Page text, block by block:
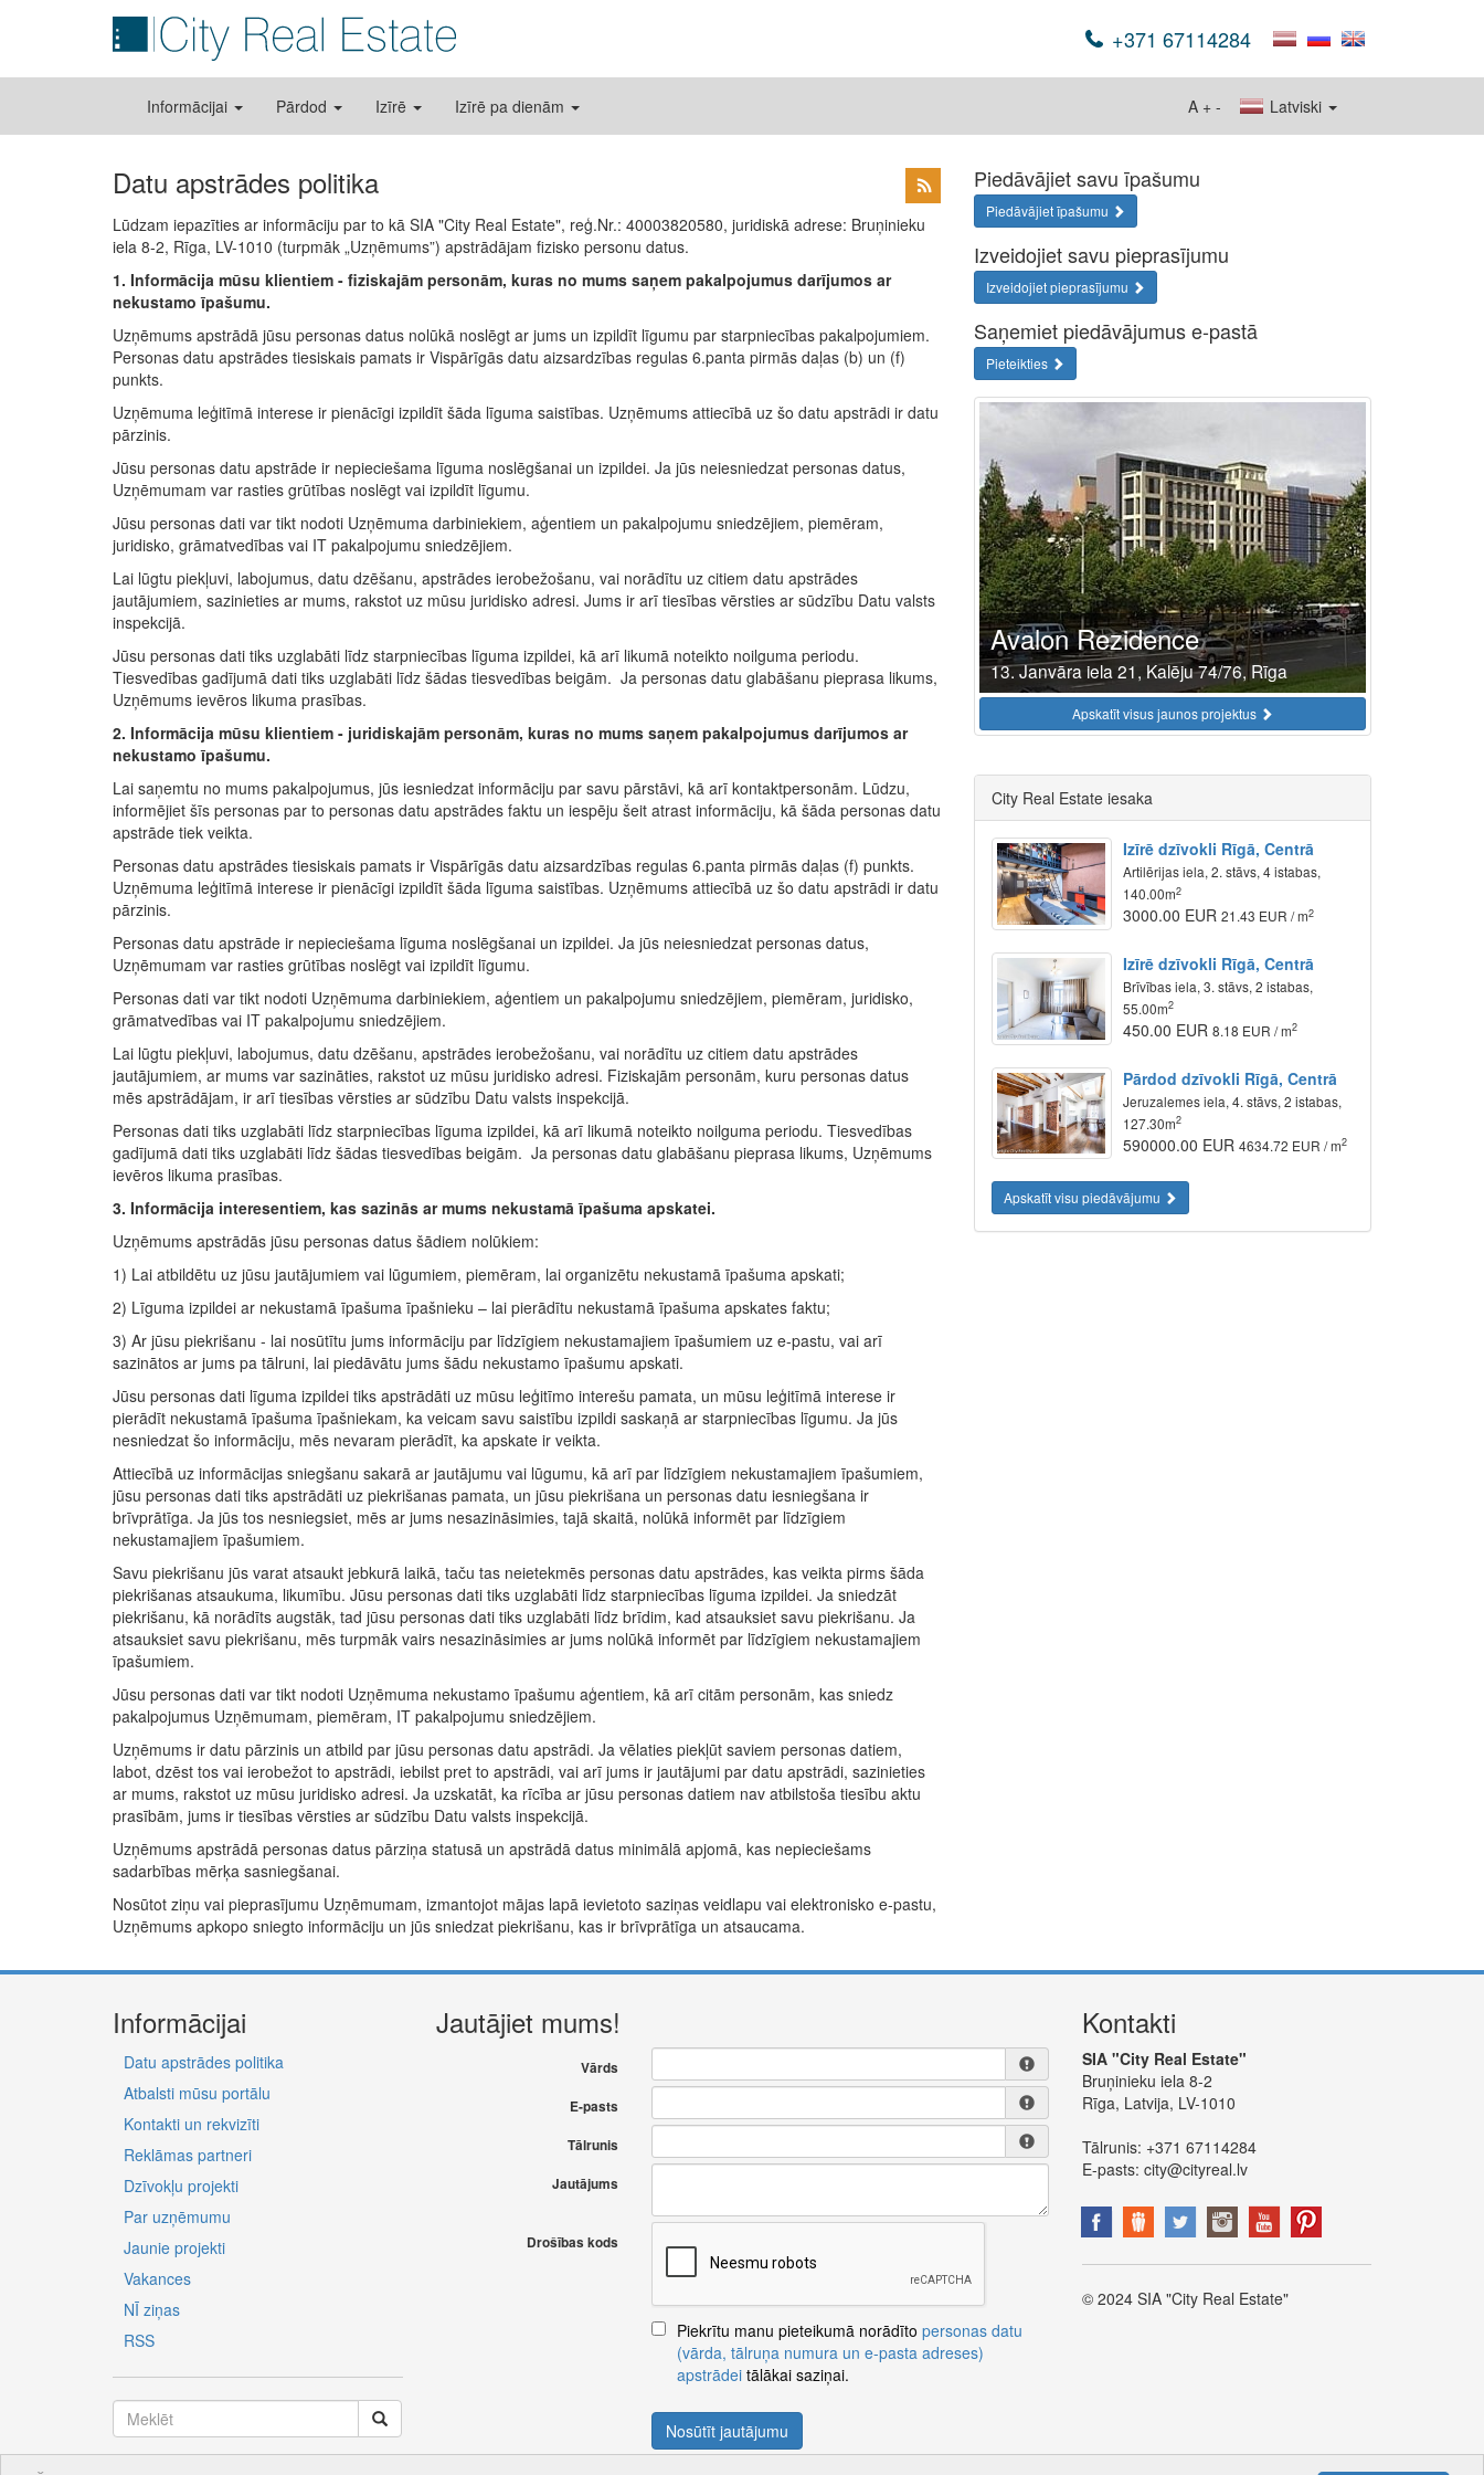
+371 67114284
Informācijai Pārdod Izīrē Izīrē pa dienām Latviski
A + -
Datu apstrādes politika
Lūdzam iepazīties ar informāciju par to kā SIA "City Real Estate", reģ.Nr.: 40003820580, juridiskā adrese: Bruņinieku
iela 8-2, Rīga, LV-1010 (turpmāk „Uzņēmums”) apstrādājam fizisko personu datus.
1. Informācija mūsu klientiem - fiziskajām personām, kuras no mums saņem pakalpojumus darījumos ar
nekustamo īpašumu.
Uzņēmums apstrādā jūsu personas datus nolūkā noslēgt ar jums un izpildīt līgumu par starpniecības pakalpojumiem.
Personas datu apstrādes tiesiskais pamats ir Vispārīgās datu aizsardzības regulas 6.panta pirmās daļas (b) un (f)
punkts.
Uzņēmuma leģitīmā interese ir pienācīgi izpildīt šāda līguma saistības. Uzņēmums attiecībā uz šo datu apstrādi ir datu
pārzinis.
Jūsu personas datu apstrāde ir nepieciešama līguma noslēgšanai un izpildei. Ja jūs neiesniedzat personas datus,
Uzņēmumam var rasties grūtības noslēgt vai izpildīt līgumu.
Jūsu personas dati var tikt nodoti Uzņēmuma darbiniekiem, aģentiem un pakalpojumu sniedzējiem, piemēram,
juridisko, grāmatvedības vai IT pakalpojumu sniedzējiem.
Lai lūgtu piekļuvi, labojumus, datu dzēšanu, apstrādes ierobežošanu, vai norādītu uz citiem datu apstrādes
jautājumiem, sazinieties ar mums, rakstot uz mūsu juridisko adresi. Jums ir arī tiesības vērsties ar sūdzību Datu valsts
inspekcijā.
Jūsu personas dati tiks uzglabāti līdz starpniecības līguma izpildei, kā arī likumā noteikto noilguma periodu.
Tiesvedības gadījumā dati tiks uzglabāti līdz šādas tiesvedības beigām. Ja personas datu glabāšanu pieprasa likums,
Uzņēmums ievēros likuma prasības.
2. Informācija mūsu klientiem - juridiskajām personām, kuras no mums saņem pakalpojumus darījumos ar
nekustamo īpašumu.
Lai saņemtu no mums pakalpojumus, jūs iesniedzat informāciju par savu pārstāvi, kā arī kontaktpersonām. Lūdzu,
informējiet šīs personas par to personas datu apstrādes faktu un iespēju šeit atrast informāciju, kā šāda personas datu
apstrāde tiek veikta.
Personas datu apstrādes tiesiskais pamats ir Vispārīgās datu aizsardzības regulas 6.panta pirmās daļas (f) punkts.
Uzņēmuma leģitīmā interese ir pienācīgi izpildīt šāda līguma saistības. Uzņēmums attiecībā uz šo datu apstrādi ir datu
pārzinis.
Personas datu apstrāde ir nepieciešama līguma noslēgšanai un izpildei. Ja jūs neiesniedzat personas datus,
Uzņēmumam var rasties grūtības noslēgt vai izpildīt līgumu.
Personas dati var tikt nodoti Uzņēmuma darbiniekiem, aģentiem un pakalpojumu sniedzējiem, piemēram, juridisko,
grāmatvedības vai IT pakalpojumu sniedzējiem.
Lai lūgtu piekļuvi, labojumus, datu dzēšanu, apstrādes ierobežošanu, vai norādītu uz citiem datu apstrādes
jautājumiem, ar mums var sazināties, rakstot uz mūsu juridisko adresi. Fiziskajām personām, kuru personas datus
mēs apstrādājam, ir arī tiesības vērsties ar sūdzību Datu valsts inspekcijā.
Personas dati tiks uzglabāti līdz starpniecības līguma izpildei, kā arī likumā noteikto noilguma periodu. Tiesvedības
gadījumā dati tiks uzglabāti līdz šādas tiesvedības beigām. Ja personas datu glabāšanu pieprasa likums, Uzņēmums
ievēros likuma prasības.
3. Informācija interesentiem, kas sazinās ar mums nekustamā īpašuma apskatei.
Uzņēmums apstrādās jūsu personas datus šādiem nolūkiem:
1) Lai atbildētu uz jūsu jautājumiem vai lūgumiem, piemēram, lai organizētu nekustamā īpašuma apskati;
2) Līguma izpildei ar nekustamā īpašuma īpašnieku – lai pierādītu nekustamā īpašuma apskates faktu;
3) Ar jūsu piekrišanu - lai nosūtītu jums informāciju par līdzīgiem nekustamajiem īpašumiem uz e-pastu, vai arī
sazinātos ar jums pa tālruni, lai piedāvātu jums šādu nekustamo īpašumu apskati.
Jūsu personas dati līguma izpildei tiks apstrādāti uz mūsu leģitīmo interešu pamata, un mūsu leģitīmā interese ir
pierādīt nekustamā īpašuma īpašniekam, ka veicam savu saistību izpildi saskaņā ar starpniecības līgumu. Ja jūs
nesniedzat šo informāciju, mēs nevaram pierādīt, ka apskate ir veikta.
Attiecībā uz informācijas sniegšanu sakarā ar jautājumu vai lūgumu, kā arī par līdzīgiem nekustamajiem īpašumiem,
jūsu personas dati tiks apstrādāti uz piekrišanas pamata, un jūsu piekrišana un personas datu iesniegšana ir
brīvprātīga. Ja jūs tos nesniegsiet, mēs ar jums nesazināsimies, tajā skaitā, nolūkā informēt par līdzīgiem
nekustamajiem īpašumiem.
Savu piekrišanu jūs varat atsaukt jebkurā laikā, taču tas neietekmēs personas datu apstrādes, kas veikta pirms šāda
piekrišanas atsaukuma, likumību. Jūsu personas dati tiks uzglabāti līdz starpniecības līguma izpildei. Ja sniedzāt
piekrišanu, kā norādīts augstāk, tad jūsu personas dati tiks uzglabāti līdz brīdim, kad atsauksiet savu piekrišanu. Ja
atsauksiet savu piekrišanu, mēs turpmāk vairs nesazināsimies ar jums nolūkā informēt par līdzīgiem nekustamajiem
īpašumiem.
Jūsu personas dati var tikt nodoti Uzņēmuma nekustamo īpašumu aģentiem, kā arī citām personām, kas sniedz
pakalpojumus Uzņēmumam, piemēram, IT pakalpojumu sniedzējiem.
Uzņēmums ir datu pārzinis un atbild par jūsu personas datu apstrādi. Ja vēlaties piekļūt saviem personas datiem,
labot, dzēst tos vai ierobežot to apstrādi, iebilst pret to apstrādi, vai arī jums ir jautājumi par datu apstrādi, sazinieties
ar mums, rakstot uz mūsu juridisko adresi. Ja uzskatāt, ka rīcība ar jūsu personas datiem nav atbilstoša tiesību aktu
prasībām, jums ir tiesības vērsties ar sūdzību Datu valsts inspekcijā.
Uzņēmums apstrādā personas datus pārziņa statusā un apstrādā datus minimālā apjomā, kas nepieciešams
sadarbības mērķa sasniegšanai.
Nosūtot ziņu vai pieprasījumu Uzņēmumam, izmantojot mājas lapā ievietoto saziņas veidlapu vai elektronisko e-pastu,
Uzņēmums apkopo sniegto informāciju un jūs sniedzat piekrišanu, kas ir brīvprātīga un atsaucama.
Piedāvājiet savu īpašumu
Piedāvājiet īpašumu
Izveidojiet savu pieprasījumu
Izveidojiet pieprasījumu
Saņemiet piedāvājumus e-pastā
Pieteikties
Avalon Rezidence
13. Janvāra iela 21, Kalēju 74/76, Rīga
Apskatīt visus jaunos projektus
City Real Estate iesaka
Izīrē dzīvokli Rīgā, Centrā
Artilērijas iela, 2. stāvs, 4 istabas,
140.00m2
3000.00 EUR21.43 EUR / m2
Izīrē dzīvokli Rīgā, Centrā
Brīvības iela, 3. stāvs, 2 istabas,
55.00m2
450.00 EUR8.18 EUR / m2
Pārdod dzīvokli Rīgā, Centrā
Jeruzalemes iela, 4. stāvs, 2 istabas,
127.30m2
590000.00 EUR4634.72 EUR / m2
Apskatīt visu piedāvājumu
Informācijai
Datu apstrādes politika
Atbalsti mūsu portālu
Kontakti un rekvizīti
Reklāmas partneri
Dzīvokļu projekti
Par uzņēmumu
Jaunie projekti
Vakances
NĪ ziņas
RSS
Jautājiet mums!
Vārds
E-pasts
Tālrunis
Jautājums
Drošības kods
Piekrītu manu pieteikumā norādīto personas datu
(vārda, tālruņa numura un e-pasta adreses)
apstrādeitālākai saziņai.
Nosūtīt jautājumu
Kontakti
SIA "City Real Estate"
Bruņinieku iela 8-2
Rīga, Latvija, LV-1010
Tālrunis: +371 67114284
E-pasts: city@cityreal.lv
© 2024 SIA "City Real Estate"